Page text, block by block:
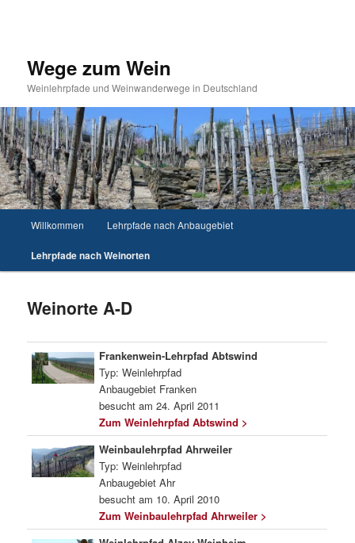
Wege zum Wein
Weinlehrpfade und Weinwanderwege in Deutschland
Zum Inhalt wechseln
Willkommen Lehrpfade nach Anbaugebiet
Lehrpfade nach Weinorten
Weinorte A-D
Frankenwein-Lehrpfad Abtswind
Typ: Weinlehrpfad
Anbaugebiet Franken
besucht am 24. April 2011
Zum Weinlehrpfad Abtswind >
Weinbaulehrpfad Ahrweiler
Typ: Weinlehrpfad
Anbaugebiet Ahr
besucht am 10. April 2010
Zum Weinbaulehrpfad Ahrweiler >